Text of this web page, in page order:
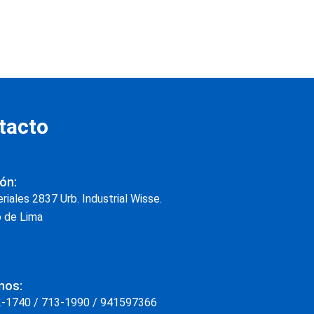
2837 Urb. Industrial Wisse.
de Lima
1740 / 713-1990 / 941597366